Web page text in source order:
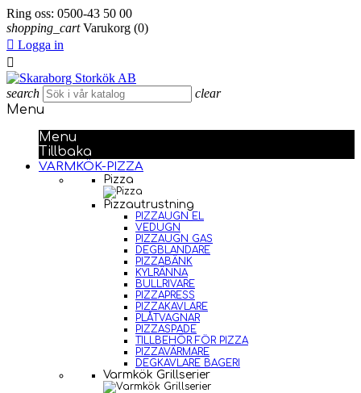
Ring oss: 0500-43 50 00
shopping_cart Varukorg (0)
 Logga in

search clear
Menu
Menu
Tillbaka
VARMKÖK-PIZZA
Pizza
Pizzautrustning
PIZZAUGN EL
VEDUGN
PIZZAUGN GAS
DEGBLANDARE
PIZZABÄNK
KYLRÄNNA
BULLRIVARE
PIZZAPRESS
PIZZAKAVLARE
PLÅTVAGNAR
PIZZASPADE
TILLBEHÖR FÖR PIZZA
PIZZAVÄRMARE
DEGKAVLARE BAGERI
Varmkök Grillserier